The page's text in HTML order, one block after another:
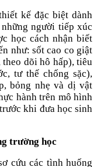
kế đặc biệt dành
người tiếp xúc
học cách nhận biết
như: sốt cao co giật
theo dõi hô hấp), tiêu
tư thế chống sặc),
bỏng nhẹ và dị vật
hành trên mô hình
khi đưa học sinh
trường học
cứu các tình huống